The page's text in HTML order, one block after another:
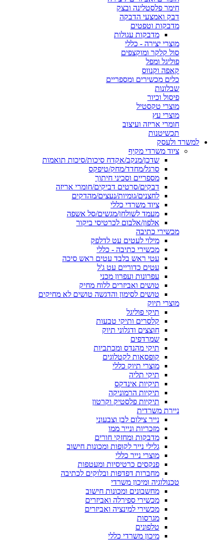
חימר פלסטלינה ובצק
דבק ואמצעי הדבקה
מדבקות וטפטים
מדבקות עגולות
מוצרי יצירה - כללי
סול קלקר ומוקצפים
פוליגל ומפל
קאפה וקנווס
כלים מכשירים ומספריים
שבלונות
פיסול וכיור
מוצרי טקסטיל
מוצרי עץ
חומרי אריזה ועיצוב
תכשיטנות
למשרד ולעסק
ציוד משרדי מקיף
שדכן/מנקב/אקדח סיכות/סיכות תואמות
סרגל/מחדד/מחק/טיפקס
מספריים וסכיני חיתוך
דבקים/סרטים דביקים/חומרי אריזה
לחצנים/גומיות/נעצים/מהדקים
ציוד משרדי כללי
מעמד לשולחן/מגשים/סל אשפה
אלפון/אלבום לכרטיסי ביקור
מכשירי כתיבה
מילוי לעטים עט לדלפק
מכשירי כתיבה - כללי
עטי ראש בלבד עטים ראש סיכה
עטים כדוריים עט ג'ל
עפרונות ועפרון מכני
טושים ואביזרים ללוח מחיק
טושים לסימון והדגשה טושים לא מחיקים
מוצרי תיוק
תיקי פוליגל
קלסרים ותיקי טבעות
חוצצים ודגלוני תיוק
שמרדפים
תיקי מהנדס ומכתביות
קופסאות לקטלוגים
מוצרי תיוק כללי
תיקי תליה
תיקיות אינדקס
תיקיות הרמוניקה
תיקיות פלסטיק וקרטון
ניירת משרדית
נייר צילום לבן וצבעוני
מזכריות ונייר ממו
מדבקות ומחזקי חורים
גלילי נייר לקופות ומכונות חישוב
מוצרי נייר כללי
פנקסים כרטיסיות ומעטפות
מחברות דפדפות ובלוקים לכתיבה
טכנולוגיה ומיכון משרדי
מחשבונים ומכונות חישוב
מכשירי ספירלה ואביזרים
מכשירי למינציה ואביזרים
מגרסות
טלפונים
מיכון משרדי כללי